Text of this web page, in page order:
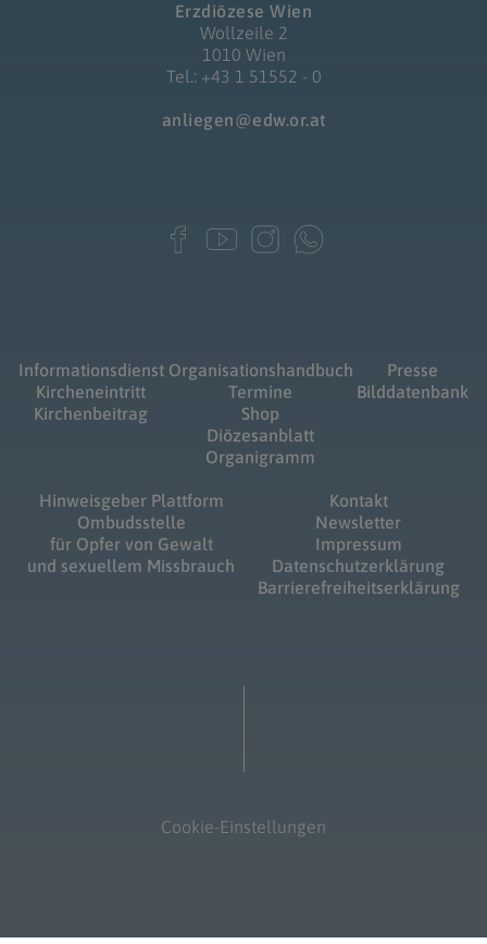
Erzdiözese Wien
Wollzeile 2
1010 Wien
Tel.: +43 1 51552 - 0
anliegen@edw.or.at
Informationsdienst
Kircheneintritt
Kirchenbeitrag
Organisationshandbuch
Termine
Shop
Diözesanblatt
Organigramm
Presse
Bilddatenbank
Hinweisgeber Plattform
Ombudsstelle
für Opfer von Gewalt
und sexuellem Missbrauch
Kontakt
Newsletter
Impressum
Datenschutzerklärung
Barrierefreiheitserklärung
Cookie-Einstellungen